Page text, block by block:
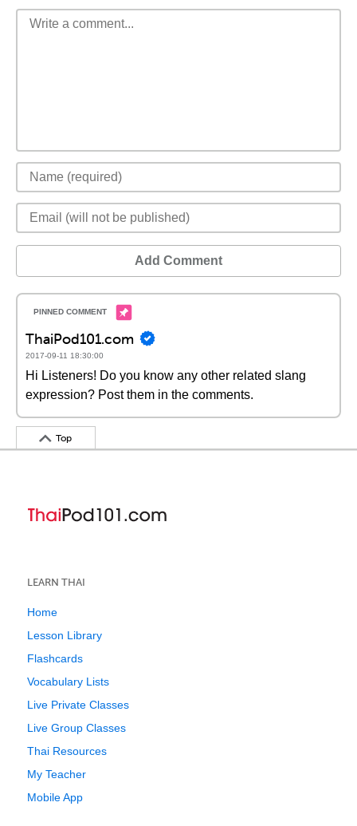
Add Comment
ThaiPod101.com
2017-09-11 18:30:00
Hi Listeners! Do you know any other related slang
expression? Post them in the comments.
Top
LEARN THAI
Home
Lesson Library
Flashcards
Vocabulary Lists
Live Private Classes
Live Group Classes
Thai Resources
My Teacher
Mobile App